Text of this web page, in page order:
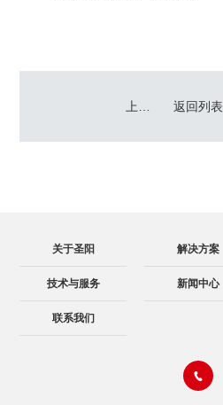
上一篇：山东圣阳电源股份有限公司 PACK车间生产用结构胶采购项目 返回列表
关于圣阳 解决方案
技术与服务 新闻中心
联系我们
